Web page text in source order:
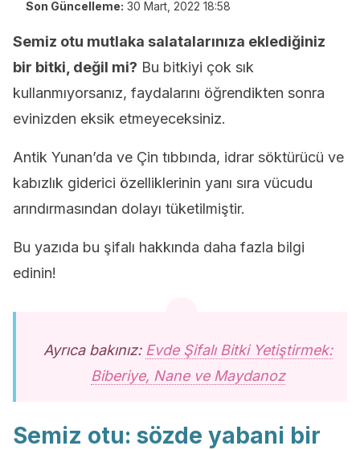
Son Güncelleme: 30 Mart, 2022 18:58
Semiz otu mutlaka salatalarınıza eklediğiniz
bir bitki, değil mi? Bu bitkiyi çok sık
kullanmıyorsanız, faydalarını öğrendikten sonra
evinizden eksik etmeyeceksiniz.
Antik Yunan’da ve Çin tıbbında, idrar söktürücü ve
kabızlık giderici özelliklerinin yanı sıra vücudu
arındırmasından dolayı tüketilmiştir.
Bu yazıda bu şifalı hakkında daha fazla bilgi
edinin!
Ayrıca bakınız: Evde Şifalı Bitki Yetiştirmek:
Biberiye, Nane ve Maydanoz
Semiz otu: sözde yabani bir